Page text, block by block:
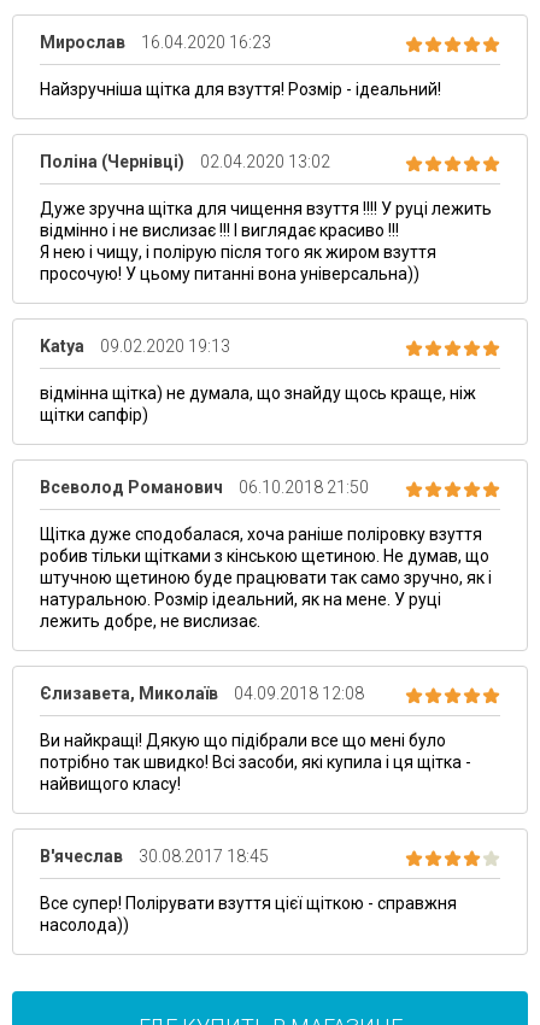
Мирослав 16.04.2020 16:23
Найзручніша щітка для взуття! Розмір - ідеальний!
Поліна (Чернівці) 02.04.2020 13:02
Дуже зручна щітка для чищення взуття !!!! У руці лежить
відмінно і не вислизає !!! І виглядає красиво !!!
Я нею і чищу, і полірую після того як жиром взуття
просочую! У цьому питанні вона універсальна))
Katya 09.02.2020 19:13
відмінна щітка) не думала, що знайду щось краще, ніж
щітки сапфір)
Bсеволод Романович 06.10.2018 21:50
Щітка дуже сподобалася, хоча раніше поліровку взуття
робив тільки щітками з кінською щетиною. Не думав, що
штучною щетиною буде працювати так само зручно, як і
натуральною. Розмір ідеальний, як на мене. У руці
лежить добре, не вислизає.
Єлизавета, Миколаїв 04.09.2018 12:08
Ви найкращі! Дякую що підібрали все що мені було
потрібно так швидко! Всі засоби, які купила і ця щітка -
найвищого класу!
B'ячеслав 30.08.2017 18:45
Все супер! Полірувати взуття цієї щіткою - справжня
насолода))